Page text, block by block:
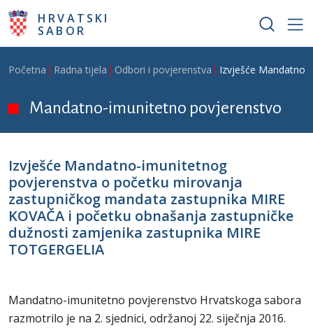
Skoči na glavni sadržaj
HRVATSKI
SABOR
Breadcrumb
Početna Radna tijela Odbori i povjerenstva Izvješće Mandatno-
Mandatno-imunitetno povjerenstvo
Izvješće Mandatno-imunitetnog
povjerenstva o početku mirovanja
zastupničkog mandata zastupnika MIRE
KOVAČA i početku obnašanja zastupničke
dužnosti zamjenika zastupnika MIRE
TOTGERGELIA
Mandatno-imunitetno povjerenstvo Hrvatskoga sabora
razmotrilo je na 2. sjednici, održanoj 22. siječnja 2016.